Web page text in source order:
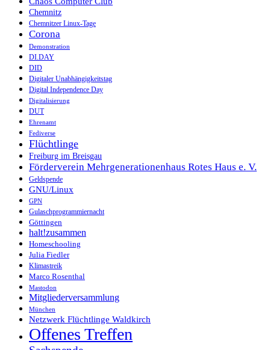
Chemnitz
Chemnitzer Linux-Tage
Corona
Demonstration
DI.DAY
DID
Digitaler Unabhängigkeitstag
Digital Independence Day
Digitalisierung
DUT
Ehrenamt
Fediverse
Flüchtlinge
Freiburg im Breisgau
Förderverein Mehrgenerationenhaus Rotes Haus e. V.
Geldspende
GNU/Linux
GPN
Gulaschprogrammiernacht
Göttingen
halt!zusammen
Homeschooling
Julia Fiedler
Klimastreik
Marco Rosenthal
Mastodon
Mitgliederversammlung
München
Netzwerk Flüchtlinge Waldkirch
Offenes Treffen